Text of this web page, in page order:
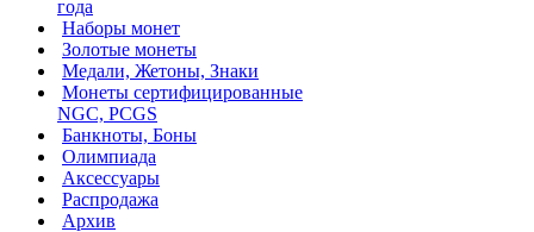
года
Наборы монет
Золотые монеты
Медали, Жетоны, Знаки
Монеты сертифицированные
NGC, PCGS
Банкноты, Боны
Олимпиада
Аксессуары
Распродажа
Архив